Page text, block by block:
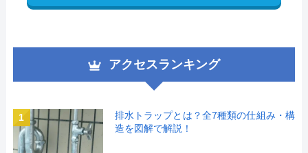
アクセスランキング
1
排水トラップとは？全7種類の仕組み・構
造を図解で解説！